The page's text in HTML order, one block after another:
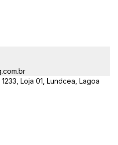
Loja 01, Lundcea, Lagoa